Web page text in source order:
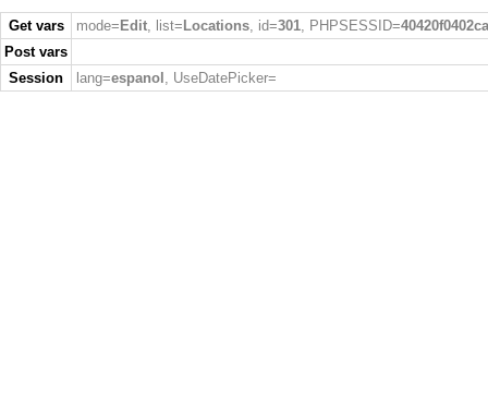
Get vars mode= Edit, list= Locations, id=301, PHPSESSID=
Post vars
Session
lang=espanol , UseDatePicker=